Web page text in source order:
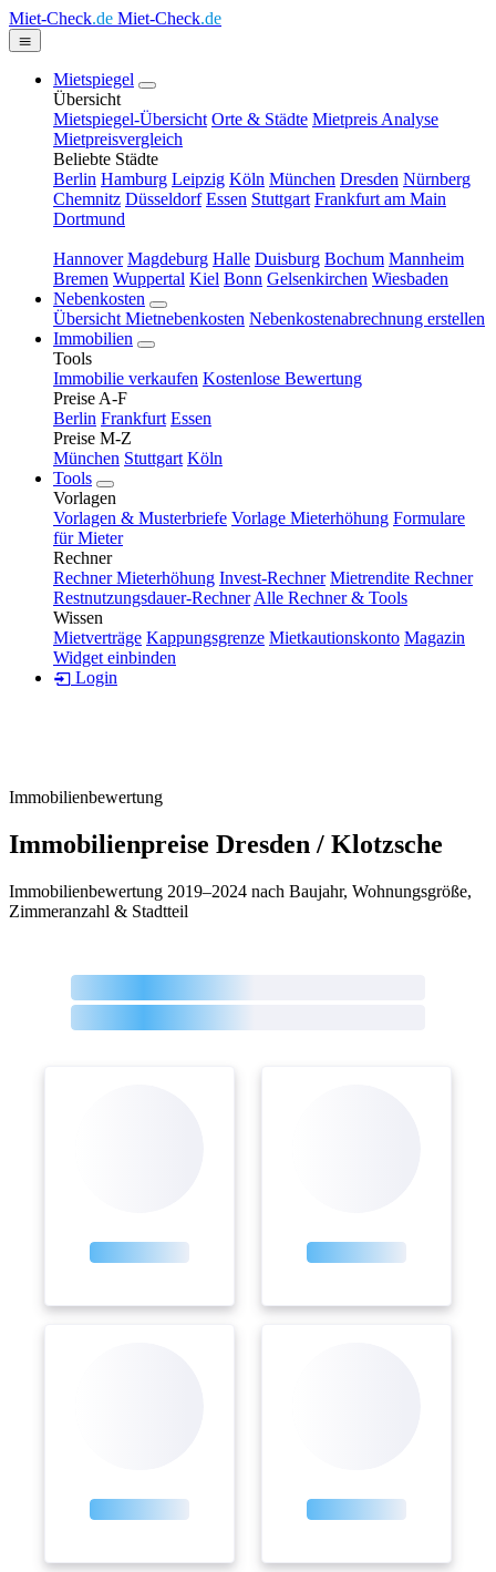
Miet-Check.de Miet-Check.de
Mietspiegel
Übersicht
Mietspiegel-Übersicht Orte & Städte Mietpreis Analyse
Mietpreisvergleich
Beliebte Städte
Berlin Hamburg Leipzig Köln München Dresden Nürnberg
Chemnitz Düsseldorf Essen Stuttgart Frankfurt am Main
Dortmund
Hannover Magdeburg Halle Duisburg Bochum Mannheim
Bremen Wuppertal Kiel Bonn Gelsenkirchen Wiesbaden
Nebenkosten
Übersicht Mietnebenkosten Nebenkostenabrechnung erstellen
Immobilien
Tools
Immobilie verkaufen Kostenlose Bewertung
Preise A-F
Berlin Frankfurt Essen
Preise M-Z
München Stuttgart Köln
Tools
Vorlagen
Vorlagen & Musterbriefe Vorlage Mieterhöhung Formulare
für Mieter
Rechner
Rechner Mieterhöhung Invest-Rechner Mietrendite Rechner
Restnutzungsdauer-Rechner Alle Rechner & Tools
Wissen
Mietverträge Kappungsgrenze Mietkautionskonto Magazin
Widget einbinden
Login
Immobilienbewertung
Immobilienpreise Dresden / Klotzsche
Immobilienbewertung 2019–2024 nach Baujahr, Wohnungsgröße,
Zimmeranzahl & Stadtteil